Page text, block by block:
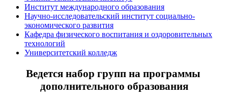
Институт международного образования
Научно-исследовательский институт социально-
экономического развития
Кафедра физического воспитания и оздоровительных
технологий
Университетский колледж
Ведется набор групп на программы
дополнительного образования